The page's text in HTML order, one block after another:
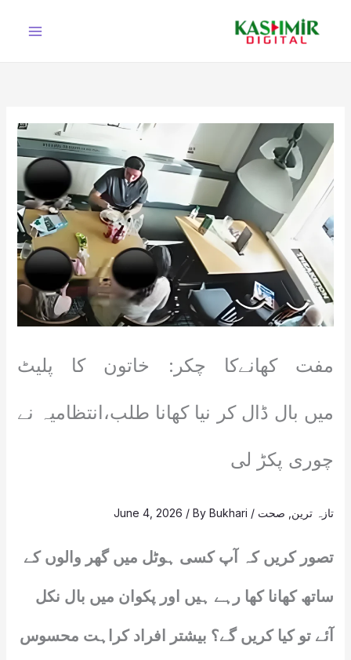
مفت کھانےکا چکر: خاتون کا پلیٹ
میں بال ڈال کر نیا کھانا طلب،انتظامیہ نے
چوری پکڑ لی
تازہ ترین صحت /
June 4, 2026 / ByBukhari
تصور کریں کہ آپ کسی ہوٹل میں گھر والوں کے
ساتھ کھانا کھا رہے ہیں اور پکوان میں بال نکل
آئے تو کیا کریں گے؟ بیشتر افراد کراہت محسوس